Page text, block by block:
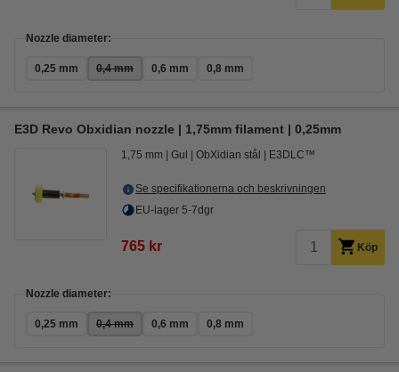
Nozzle diameter:
0,25 mm 0,4 mm 0,6 mm 0,8 mm
E3D Revo Obxidian nozzle | 1,75mm filament | 0,25mm
1,75 mm Gul ObXidian stål E3DLC™
Se specifikationerna och beskrivningen
EU-lager 5-7dgr
765 kr Köp
Nozzle diameter:
0,25 mm 0,4 mm 0,6 mm 0,8 mm